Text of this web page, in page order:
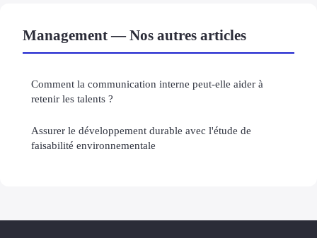
Management — Nos autres articles
Comment la communication interne peut-elle aider à
retenir les talents ?
Assurer le développement durable avec l'étude de
faisabilité environnementale